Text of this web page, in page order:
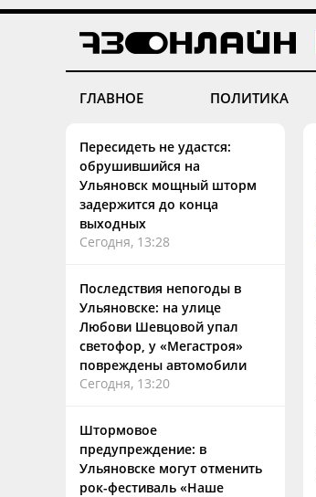
ГЛАВНОЕ ПОЛИТИКА
Пересидеть не удастся:
обрушившийся на
Ульяновск мощный шторм
задержится до конца
выходных
Сегодня, 13:28
Последствия непогоды в
Ульяновске: на улице
Любови Шевцовой упал
светофор, у «Мегастроя»
повреждены автомобили
Сегодня, 13:20
Штормовое
предупреждение: в
Ульяновске могут отменить
рок-фестиваль «Наше